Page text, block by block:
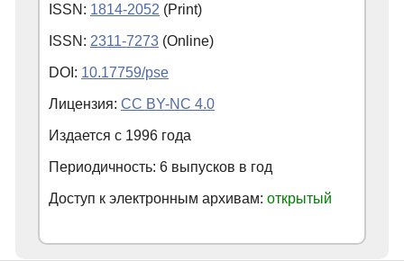
ISSN: 1814-2052 (Print)
ISSN: 2311-7273 (Online)
DOI: 10.17759/pse
Лицензия: CC BY-NC 4.0
Издается с 1996 года
Периодичность: 6 выпусков в год
Доступ к электронным архивам: открытый